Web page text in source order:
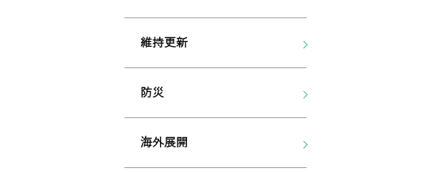
維持更新
防災
海外展開